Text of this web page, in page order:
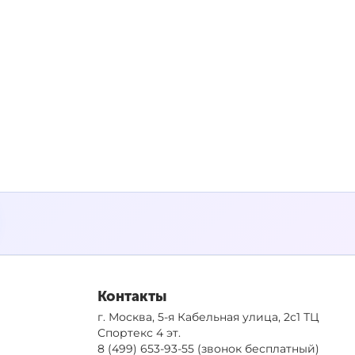
Контакты
г. Москва, 5-я Кабельная улица, 2с1 ТЦ
Спортекс 4 эт.
8 (499) 653-93-55(звонок бесплатный)